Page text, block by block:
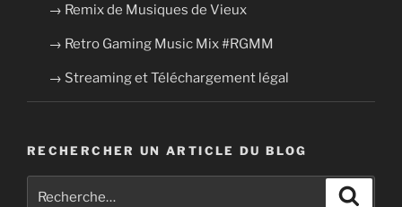
→ Remix de Musiques de Vieux
→ Retro Gaming Music Mix #RGMM
→ Streaming et Téléchargement légal
RECHERCHER UN ARTICLE DU BLOG